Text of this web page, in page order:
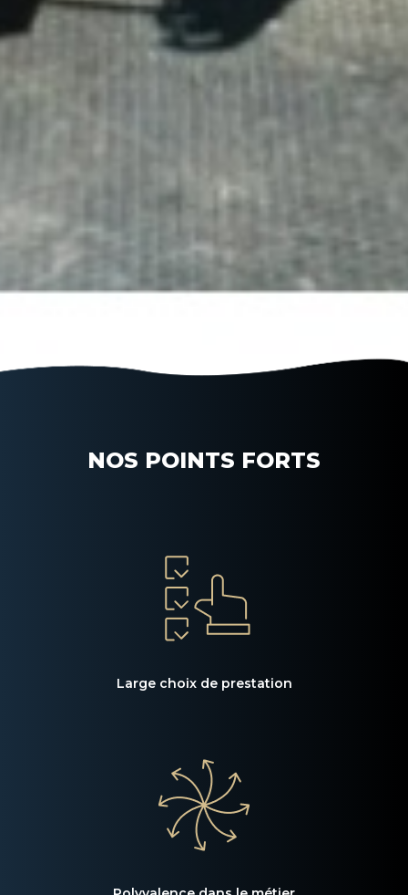
NOS POINTS FORTS
Large choix de prestation